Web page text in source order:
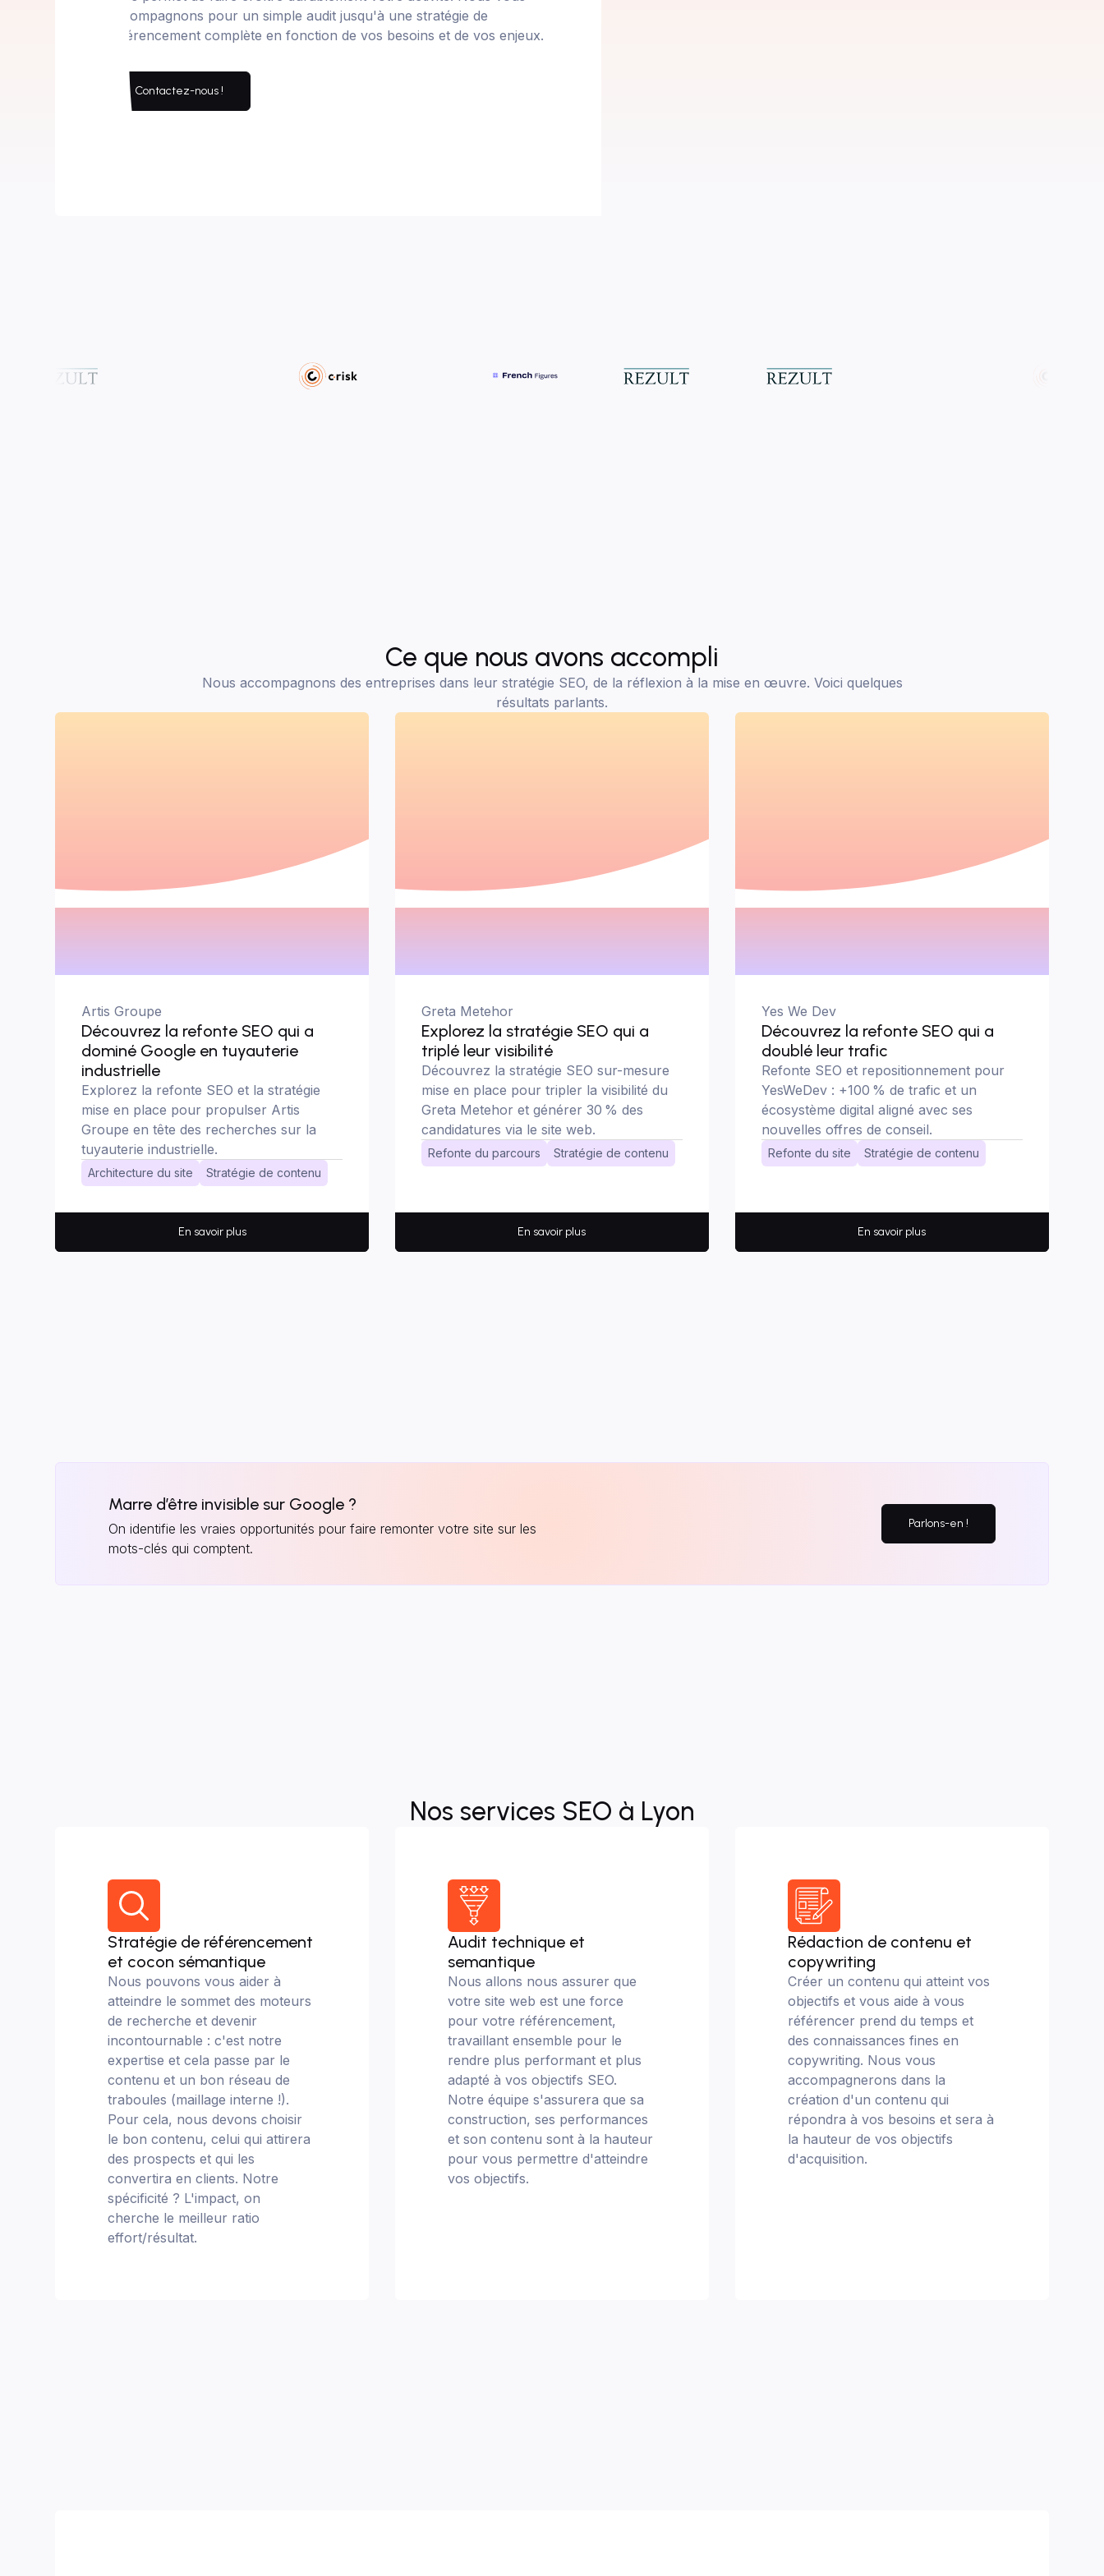
accompagnons pour un simple audit jusqu'à une stratégie de
référencement complète en fonction de vos besoins et de vos enjeux.
Contactez-nous !
Ce que nous avons accompli
Nous accompagnons des entreprises dans leur stratégie SEO, de la réflexion à la mise en œuvre. Voici quelques
résultats parlants.
Artis Groupe
Découvrez la refonte SEO qui a
dominé Google en tuyauterie
industrielle
Explorez la refonte SEO et la stratégie
mise en place pour propulser Artis
Groupe en tête des recherches sur la
tuyauterie industrielle.
Architecture du site Stratégie de contenu
En savoir plus
Greta Metehor
Explorez la stratégie SEO qui a
triplé leur visibilité
Découvrez la stratégie SEO sur-mesure
mise en place pour tripler la visibilité du
Greta Metehor et générer 30 % des
candidatures via le site web.
Refonte du parcours Stratégie de contenu
En savoir plus
Yes We Dev
Découvrez la refonte SEO qui a
doublé leur trafic
Refonte SEO et repositionnement pour
YesWeDev : +100 % de trafic et un
écosystème digital aligné avec ses
nouvelles offres de conseil.
Refonte du site Stratégie de contenu
En savoir plus
Marre d’être invisible sur Google ?
On identifie les vraies opportunités pour faire remonter votre site sur les
mots-clés qui comptent.
Parlons-en !
Nos services SEO à Lyon
Stratégie de référencement
et cocon sémantique
Nous pouvons vous aider à
atteindre le sommet des moteurs
de recherche et devenir
incontournable : c'est notre
expertise et cela passe par le
contenu et un bon réseau de
traboules (maillage interne !).
Pour cela, nous devons choisir
le bon contenu, celui qui attirera
des prospects et qui les
convertira en clients. Notre
spécificité ? L'impact, on
cherche le meilleur ratio
effort/résultat.
Audit technique et
semantique
Nous allons nous assurer que
votre site web est une force
pour votre référencement,
travaillant ensemble pour le
rendre plus performant et plus
adapté à vos objectifs SEO.
Notre équipe s'assurera que sa
construction, ses performances
et son contenu sont à la hauteur
pour vous permettre d'atteindre
vos objectifs.
Rédaction de contenu et
copywriting
Créer un contenu qui atteint vos
objectifs et vous aide à vous
référencer prend du temps et
des connaissances fines en
copywriting. Nous vous
accompagnerons dans la
création d'un contenu qui
répondra à vos besoins et sera à
la hauteur de vos objectifs
d'acquisition.